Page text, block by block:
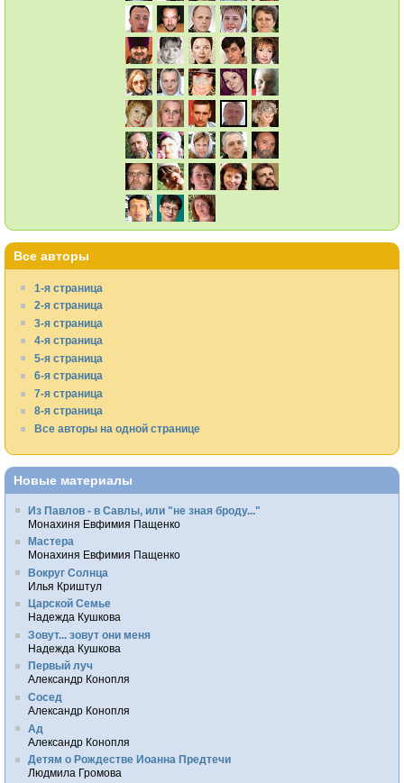
Все авторы
1-я страница
2-я страница
3-я страница
4-я страница
5-я страница
6-я страница
7-я страница
8-я страница
Все авторы на одной странице
Новые материалы
Из Павлов - в Савлы, или "не зная броду..."
Монахиня Евфимия Пащенко
Мастера
Монахиня Евфимия Пащенко
Вокруг Солнца
Илья Криштул
Царской Семье
Надежда Кушкова
Зовут... зовут они меня
Надежда Кушкова
Первый луч
Александр Конопля
Сосед
Александр Конопля
Ад
Александр Конопля
Детям о Рождестве Иоанна Предтечи
Людмила Громова